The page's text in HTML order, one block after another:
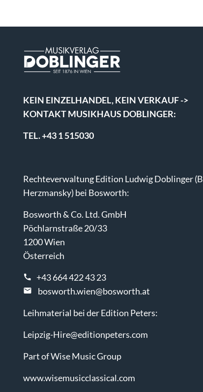
KEIN EINZELHANDEL, KEIN VERKAUF ->
KONTAKT MUSIKHAUS DOBLINGER:
TEL. +43 1 515030
Rechteverwaltung Edition Ludwig Doblinger (B
Herzmansky) bei Bosworth:
Bosworth & Co. Ltd. GmbH
Pöchlarnstraße 20/33
1200 Wien
Österreich
+43 664 422 43 23
bosworth.wien@bosworth.at
Leihmaterial bei der Edition Peters:
Leipzig-Hire@editionpeters.com
Part of Wise Music Group
www.wisemusicclassical.com